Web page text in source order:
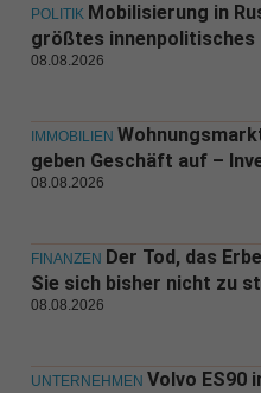
POLITIK Mobilisierung in
größtes innenpolitisches
08.08.2026
IMMOBILIEN
geben Geschäft auf –
08.08.2026
FINANZEN Der Tod, das
Sie sich bisher nicht zu
08.08.2026
UNTERNEHMEN Volvo ES90